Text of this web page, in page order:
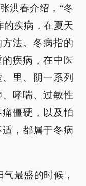
洪春介绍，“冬
的疾病，在夏天
法。冬病指的
疾病，在中医
里、阴一系列
哮喘、过敏性
僵硬，以及怕
，都属于冬病
最盛的时候，